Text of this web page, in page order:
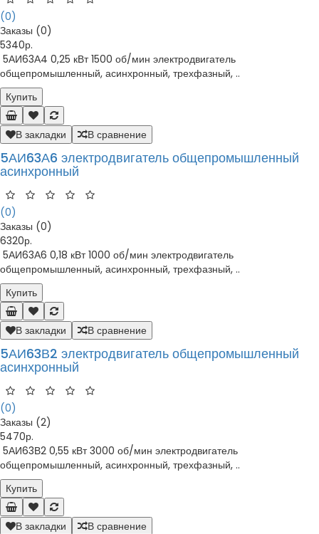
(0)
Заказы (0)
5340р.
5АИ63А4 0,25 кВт 1500 об/мин электродвигатель
общепромышленный, асинхронный, трехфазный, ..
Купить
В закладки В сравнение
5АИ63А6 электродвигатель общепромышленный
асинхронный
(0)
Заказы (0)
6320р.
5АИ63А6 0,18 кВт 1000 об/мин электродвигатель
общепромышленный, асинхронный, трехфазный, ..
Купить
В закладки В сравнение
5АИ63В2 электродвигатель общепромышленный
асинхронный
(0)
Заказы (2)
5470р.
5АИ63В2 0,55 кВт 3000 об/мин электродвигатель
общепромышленный, асинхронный, трехфазный, ..
Купить
В закладки В сравнение